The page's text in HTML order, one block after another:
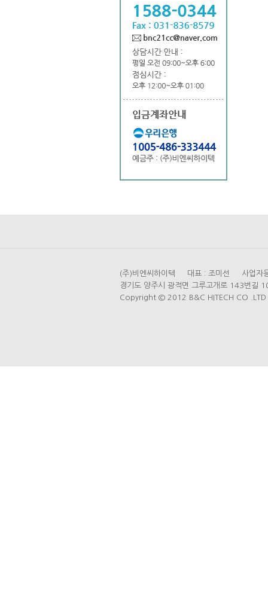
(주)비엔씨하이텍 대표 : 조미선 사업자
경기도 양주시 광적면 그루고개로 143
Copyright © 2012 B&C HITECH CO